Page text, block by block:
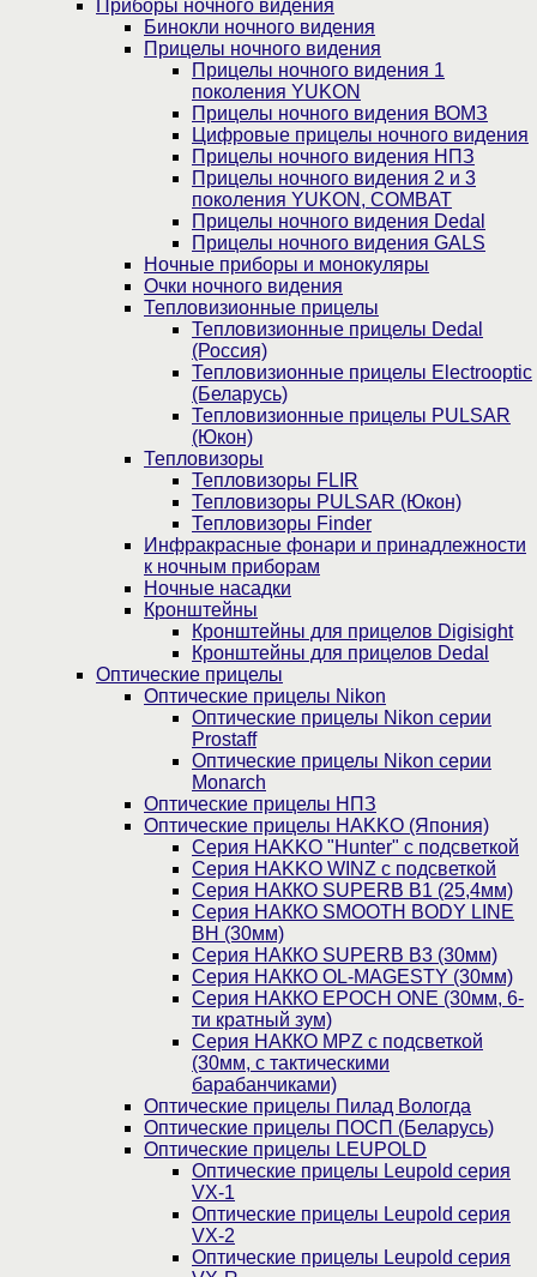
Приборы ночного видения
Бинокли ночного видения
Прицелы ночного видения
Прицелы ночного видения 1
поколения YUKON
Прицелы ночного видения ВОМЗ
Цифровые прицелы ночного видения
Прицелы ночного видения НПЗ
Прицелы ночного видения 2 и 3
поколения YUKON, COMBAT
Прицелы ночного видения Dedal
Прицелы ночного видения GALS
Ночные приборы и монокуляры
Очки ночного видения
Тепловизионные прицелы
Тепловизионные прицелы Dedal
(Россия)
Тепловизионные прицелы Electrooptic
(Беларусь)
Тепловизионные прицелы PULSAR
(Юкон)
Тепловизоры
Тепловизоры FLIR
Тепловизоры PULSAR (Юкон)
Тепловизоры Finder
Инфракрасные фонари и принадлежности
к ночным приборам
Ночные насадки
Кронштейны
Кронштейны для прицелов Digisight
Кронштейны для прицелов Dedal
Оптические прицелы
Оптические прицелы Nikon
Оптические прицелы Nikon серии
Prostaff
Оптические прицелы Nikon серии
Monarch
Оптические прицелы НПЗ
Оптические прицелы HAKKO (Япония)
Cерия HAKKO "Hunter" с подсветкой
Серия НAKKO WINZ с подсветкой
Серия НАККО SUPERB B1 (25,4мм)
Серия НАККО SMOOTH BODY LINE
BH (30мм)
Серия НАККО SUPERB B3 (30мм)
Серия НАККО OL-MAGESTY (30мм)
Серия НАККО EPOCH ONE (30мм, 6-
ти кратный зум)
Серия НАККО MPZ с подсветкой
(30мм, c тактическими
барабанчиками)
Оптические прицелы Пилад Вологда
Оптические прицелы ПОСП (Беларусь)
Оптические прицелы LEUPOLD
Оптические прицелы Leupold серия
VX-1
Оптические прицелы Leupold серия
VX-2
Оптические прицелы Leupold серия